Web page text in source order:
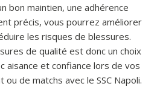
bon maintien, une adhérence
précis, vous pourrez améliorer
les risques de blessures.
de qualité est donc un choix
aisance et confiance lors de vos
ou de matchs avec le SSC Napoli.